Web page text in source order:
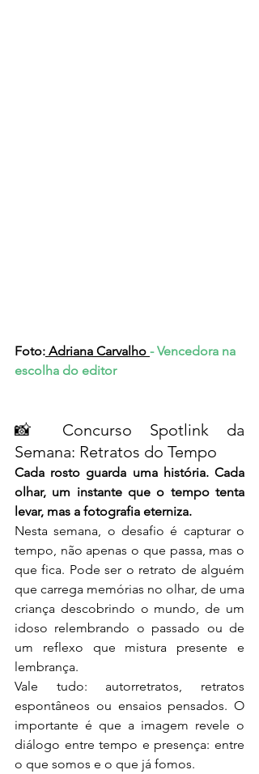
Foto: Adriana Carvalho - Vencedora na
escolha do editor
📸 Concurso Spotlink da
Semana: Retratos do Tempo
Cada rosto guarda uma história. Cada
olhar, um instante que o tempo tenta
levar, mas a fotografia eterniza.
Nesta semana, o desafio é capturar o
tempo, não apenas o que passa, mas o
que fica. Pode ser o retrato de alguém
que carrega memórias no olhar, de uma
criança descobrindo o mundo, de um
idoso relembrando o passado ou de
um reflexo que mistura presente e
lembrança.
Vale tudo: autorretratos, retratos
espontâneos ou ensaios pensados. O
importante é que a imagem revele o
diálogo entre tempo e presença: entre
o que somos e o que já fomos.